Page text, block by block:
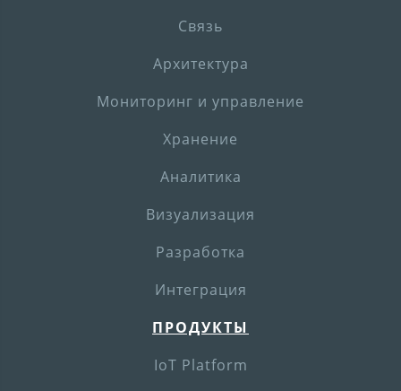
Связь
Архитектура
Мониторинг и управление
Хранение
Аналитика
Визуализация
Разработка
Интеграция
ПРОДУКТЫ
IoT Platform